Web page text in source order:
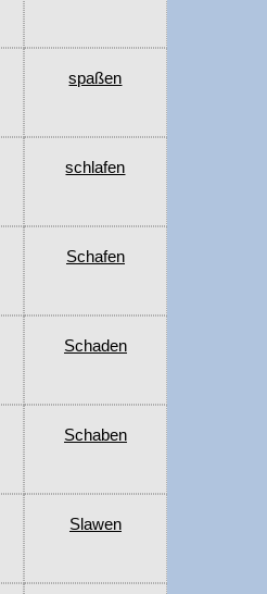
spaßen
schlafen
Schafen
Schaden
Schaben
Slawen